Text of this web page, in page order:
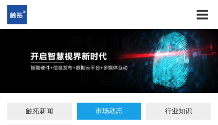
触拓新闻 市场动态 行业知识